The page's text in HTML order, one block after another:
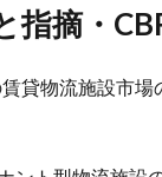
指摘・
貸物流施設市